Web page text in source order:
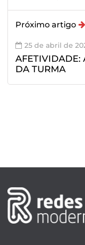
Próximo artigo
25 de abril de
AFETIVIDADE:
DA TURMA